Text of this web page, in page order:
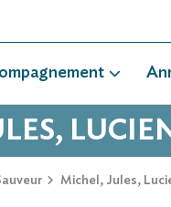
Michel, Jules,